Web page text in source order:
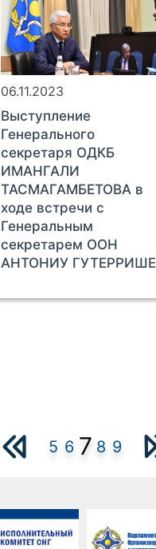
06.11.2023
Выступление
Генерального
секретаря ОДКБ
ИМАНГАЛИ
ТАСМАГАМБЕТОВА в
ходе встречи с
Генеральным
секретарем ООН
АНТОНИУ
5 6 7 8 9